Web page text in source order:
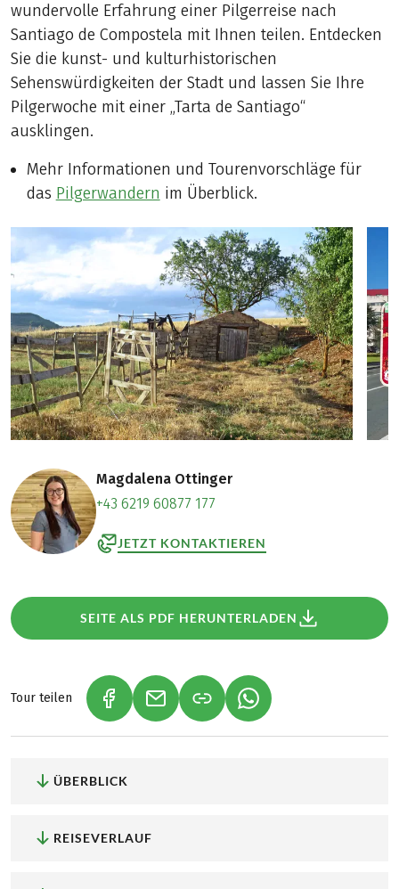
wundervolle Erfahrung einer Pilgerreise nach
Santiago de Compostela mit Ihnen teilen. Entdecken
Sie die kunst- und kulturhistorischen
Sehenswürdigkeiten der Stadt und lassen Sie Ihre
Pilgerwoche mit einer „Tarta de Santiago“
ausklingen.
Mehr Informationen und Tourenvorschläge für
das Pilgerwandern im Überblick.
Magdalena Ottinger
+43 6219 60877 177
JETZT KONTAKTIEREN
SEITE ALS PDF HERUNTERLADEN
Tour teilen (LINK ÖFFNET IN NEUEM TAB)
(LINK ÖFFNET IN NEUEM TAB)
(LINK ÖFFNET IN
ÜBERBLICK
REISEVERLAUF